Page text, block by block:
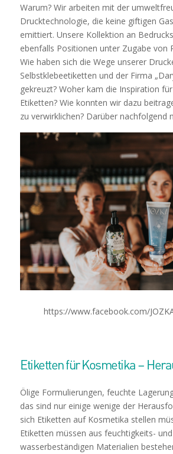
Warum? Wir arbeiten mit der
Drucktechnologie, die keine giftigen
emittiert. Unsere Kollektion an
ebenfalls Positionen unter Zugabe von
Wie haben sich die Wege unserer
Selbstklebeetiketten und der Firma
gekreuzt? Woher kam die Inspiration
Etiketten? Wie konnten wir dazu
zu verwirklichen? Darüber nachfolgend
https://www.facebook.com/
Etiketten für Kosmetika –
Ölige Formulierungen, feuchte
das sind nur einige wenige der
sich Etiketten auf Kosmetika stellen
Etiketten müssen aus feuchtigkeits- und
wasserbeständigen Materialien